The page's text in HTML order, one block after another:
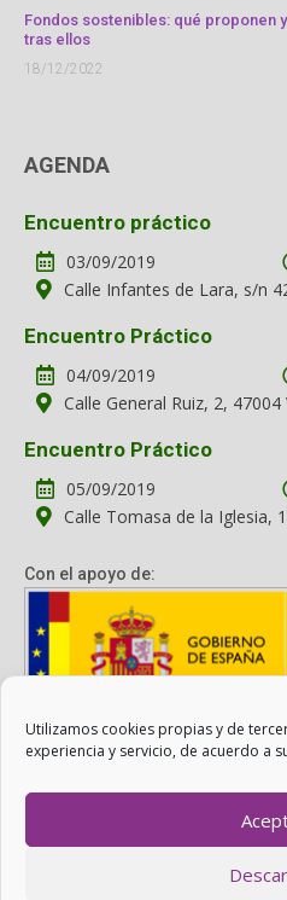
Utilizamos cookies propias y de
experiencia y servicio, de acuerdo a
Fondos sostenibles: qué proponen
tras ellos
18/12/2022
AGENDA
Encuentro práctico
03/09/2019
Calle Infantes de Lara, s/n
Encuentro Práctico
04/09/2019
Calle General Ruiz, 2, 47004
Encuentro Práctico
05/09/2019
Calle Tomasa de la Iglesia,
Con el apoyo de:
Con el apoyo del Ministerio de
responsabilidad exclusiva de la